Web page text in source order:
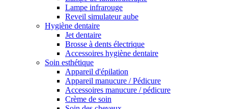
Lampe infrarouge
Reveil simulateur aube
Hygiène dentaire
Jet dentaire
Brosse à dents électrique
Accessoires hygiène dentaire
Soin esthétique
Appareil d'épilation
Appareil manucure / Pédicure
Accessoires manucure / pédicure
Crème de soin